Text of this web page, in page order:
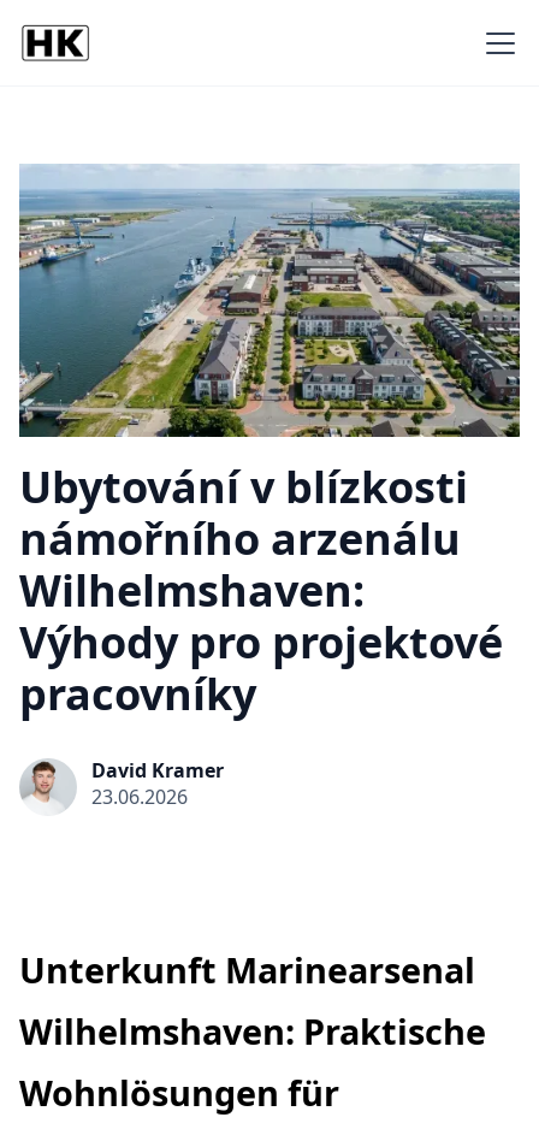
Ubytování v blízkosti
námořního arzenálu
Wilhelmshaven:
Výhody pro projektové
pracovníky
David Kramer
23.06.2026
Unterkunft Marinearsenal
Wilhelmshaven: Praktische
Wohnlösungen für